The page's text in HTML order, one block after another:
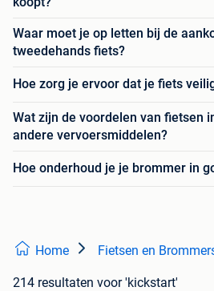
Waar moet je op letten bij de
tweedehands fiets?
Hoe zorg je ervoor dat je fiets
Wat zijn de voordelen van fietsen
andere vervoersmiddelen?
Hoe onderhoud je je brommer in
Home Fietsen en
214 resultaten voor 'kickstart'